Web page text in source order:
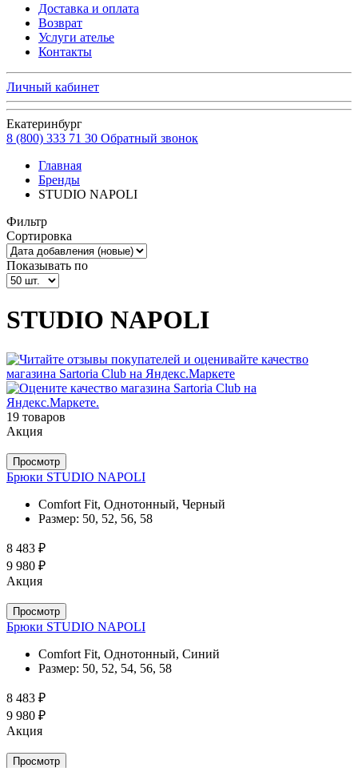
Доставка и оплата
Возврат
Услуги ателье
Контакты
Личный кабинет
Екатеринбург
8 (800) 333 71 30 Обратный звонок
Главная
Бренды
STUDIO NAPOLI
Фильтр
Сортировка
Показывать по
STUDIO NAPOLI
19 товаров
Акция
Просмотр
Брюки STUDIO NAPOLI
Comfort Fit, Однотонный, Черный
Размер: 50, 52, 56, 58
8 483 ₽
9 980 ₽
Акция
Просмотр
Брюки STUDIO NAPOLI
Comfort Fit, Однотонный, Синий
Размер: 50, 52, 54, 56, 58
8 483 ₽
9 980 ₽
Акция
Просмотр